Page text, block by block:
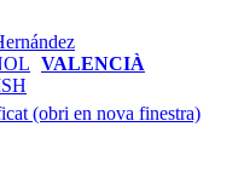
VALENCIÀ
(obri en nova finestra)